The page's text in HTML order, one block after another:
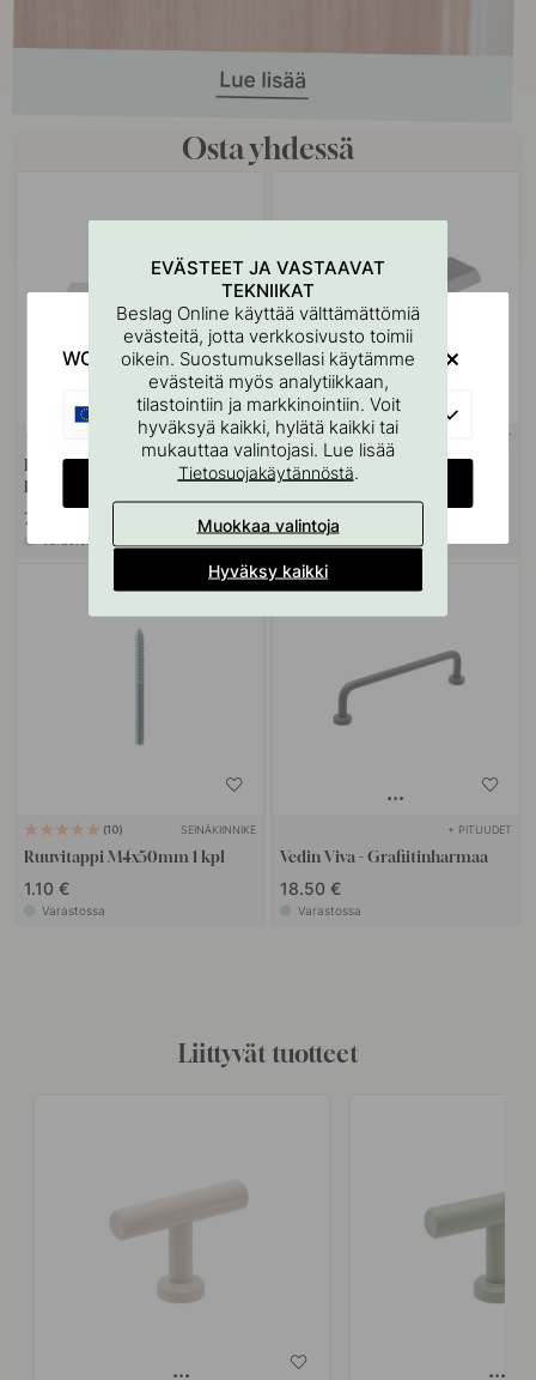
Osta yhdessä
Kahvojen Ja Nuppien
Porausmalli
7 €
+ PITUUDET
Profiilivedin Side -
Grafiitinharmaa
7.20 €
Varastossa
10 SEINÄKIINNIKE
Ruuvitappi M4x50mm 1 kpl
1.10 €
Varastossa
+ PITUUDET
Vedin Viva - Grafiitinharmaa
18.50 €
Varastossa
Liittyvät tuotteet
EVÄSTEET JA VASTAAVAT
TEKNIIKAT
Beslag Online käyttää välttämättömiä
evästeitä, jotta verkkosivusto toimii
oikein. Suostumuksellasi käytämme
evästeitä myös analytiikkaan,
tilastointiin ja markkinointiin. Voit
hyväksyä kaikki, hylätä kaikki tai
mukauttaa valintojasi. Lue lisää
Tietosuojakäytännöstä.
Muokkaa valintoja
Hyväksy kaikki
WOULD YOU RATHER VISIT?
EU
CHANGE COUNTRY